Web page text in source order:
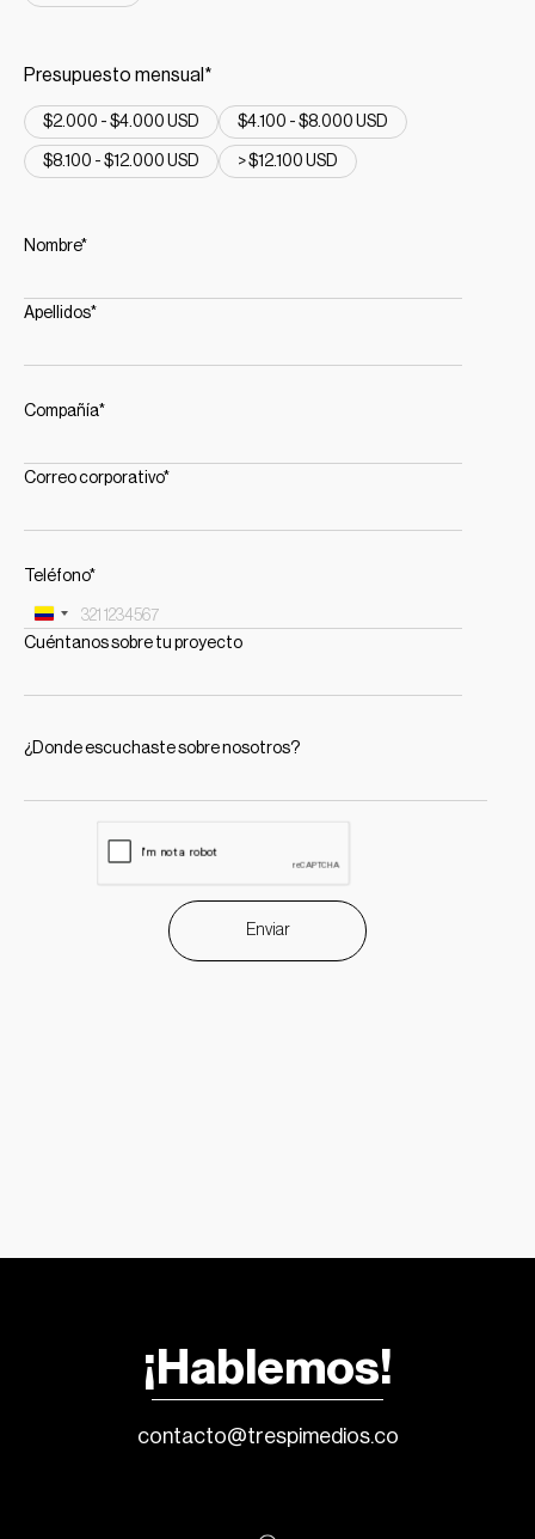
Presupuesto mensual*
$2.000 - $4.000 USD $4.100 - $8.000 USD
$8.100 - $12.000 USD > $12.100 USD
Nombre*
Apellidos*
Compañía*
Correo corporativo*
Teléfono*
Colombia
+57
Cuéntanos sobre tu proyecto
¿Donde escuchaste sobre nosotros?
Enviar
¡Hablemos!
contacto@trespimedios.co